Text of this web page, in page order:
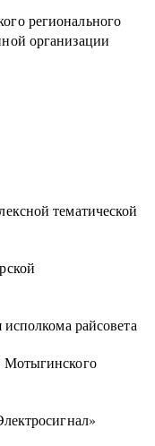
регионального
организации
тематической
исполкома райсовета
Мотыгинского